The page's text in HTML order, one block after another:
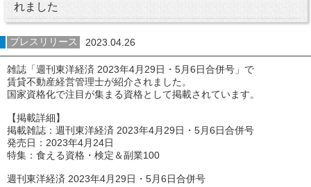
れました
プレスリリース 2023.04.26
雑誌「週刊東洋経済 2023年4月29日・5月6日合併号」で
賃貸不動産経営管理士が紹介されました。
国家資格化で注目が集まる資格として掲載されています。
【掲載詳細】
掲載雑誌：週刊東洋経済 2023年4月29日・5月6日合併号
発売日：2023年4月24日
特集：食える資格・検定＆副業100
週刊東洋経済 2023年4月29日・5月6日合併号